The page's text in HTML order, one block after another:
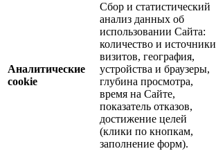
Аналитические
cookie
Сбор и статистический
анализ данных об
использовании Сайта:
количество и источники
визитов, география,
устройства и браузеры,
глубина просмотра,
время на Сайте,
показатель отказов,
достижение целей
(клики по кнопкам,
заполнение форм).